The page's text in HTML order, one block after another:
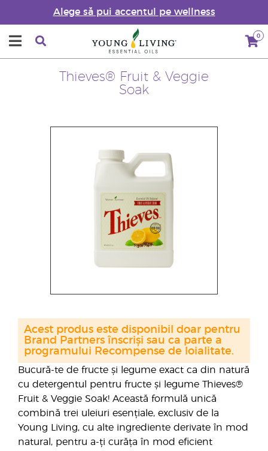
Alege să pui accentul pe wellness
0
Thieves® Fruit & Veggie
Soak
Bucură-te de fructe și legume exact ca din natură
cu detergentul pentru fructe și legume Thieves®
Fruit & Veggie Soak! Această formulă unică
combină trei uleiuri esențiale, exclusiv de la
Young Living, cu alte ingrediente derivate în mod
natural, pentru a-ți curăța în mod eficient
Acest produs este disponibil doar pentru
Brand Partners înscriși sau ca parte a
programului Recompense de loialitate.